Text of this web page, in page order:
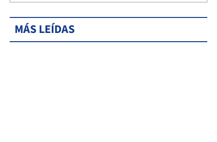
MÁS LEÍDAS